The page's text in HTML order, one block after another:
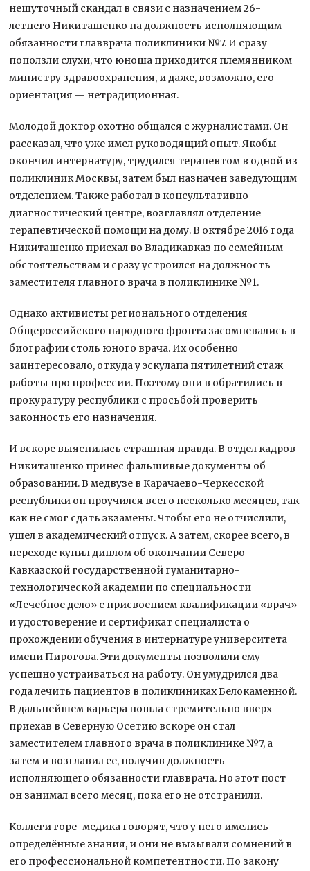
нешуточный скандал в связи с назначением 26-
летнего Никиташенко на должность исполняющим
обязанности главврача поликлиники №7. И сразу
поползли слухи, что юноша приходится племянником
министру здравоохранения, и даже, возможно, его
ориентация — нетрадиционная.
Молодой доктор охотно общался с журналистами. Он
рассказал, что уже имел руководящий опыт. Якобы
окончил интернатуру, трудился терапевтом в одной из
поликлиник Москвы, затем был назначен заведующим
отделением. Также работал в консультативно-
диагностический центре, возглавлял отделение
терапевтической помощи на дому. В октябре 2016 года
Никиташенко приехал во Владикавказ по семейным
обстоятельствам и сразу устроился на должность
заместителя главного врача в поликлинике №1.
Однако активисты регионального отделения
Общероссийского народного фронта засомневались в
биографии столь юного врача. Их особенно
заинтересовало, откуда у эскулапа пятилетний стаж
работы про профессии. Поэтому они в обратились в
прокуратуру республики с просьбой проверить
законность его назначения.
И вскоре выяснилась страшная правда. В отдел кадров
Никиташенко принес фальшивые документы об
образовании. В медвузе в Карачаево-Черкесской
республики он проучился всего несколько месяцев, так
как не смог сдать экзамены. Чтобы его не отчислили,
ушел в академический отпуск. А затем, скорее всего, в
переходе купил диплом об окончании Северо-
Кавказской государственной гуманитарно-
технологической академии по специальности
«Лечебное дело» с присвоением квалификации «врач»
и удостоверение и сертификат специалиста о
прохождении обучения в интернатуре университета
имени Пирогова. Эти документы позволили ему
успешно устраиваться на работу. Он умудрился два
года лечить пациентов в поликлиниках Белокаменной.
В дальнейшем карьера пошла стремительно вверх —
приехав в Северную Осетию вскоре он стал
заместителем главного врача в поликлинике №7, а
затем и возглавил ее, получив должность
исполняющего обязанности главврача. Но этот пост
он занимал всего месяц, пока его не отстранили.
Коллеги горе-медика говорят, что у него имелись
определённые знания, и они не вызывали сомнений в
его профессиональной компетентности. По закону